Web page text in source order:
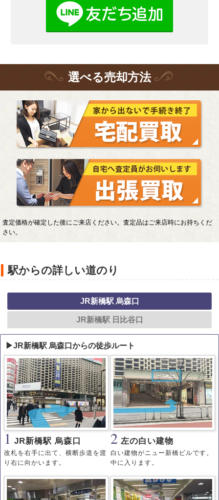
選べる売却方法
査定価格が確定した後にご来店ください。査定品はご来店時にお持ちくだ
さい。
駅からの詳しい道のり
JR新橋駅 烏森口
JR新橋駅 日比谷口
▶JR新橋駅 烏森口からの徒歩ルート
1 JR新橋駅 烏森口
改札を右手に出て、横断歩道を渡
り右に向かいます。
2 左の白い建物
白い建物がニュー新橋ビルです。
中に入ります。